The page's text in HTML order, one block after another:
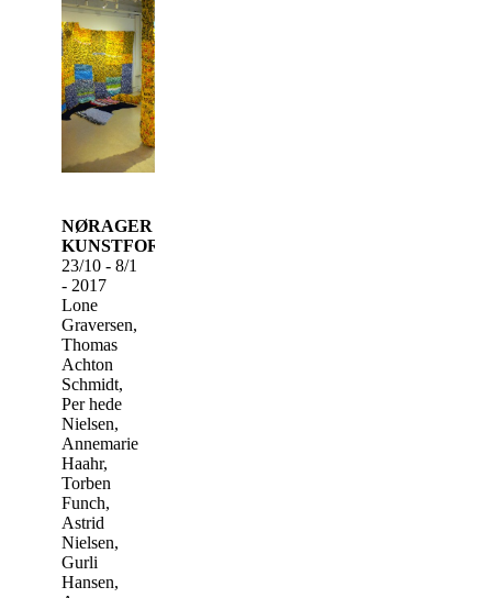
NØRAGER
KUNSTFORENING
23/10 - 8/1
- 2017
Lone
Graversen,
Thomas
Achton
Schmidt,
Per hede
Nielsen,
Annemarie
Haahr,
Torben
Funch,
Astrid
Nielsen,
Gurli
Hansen,